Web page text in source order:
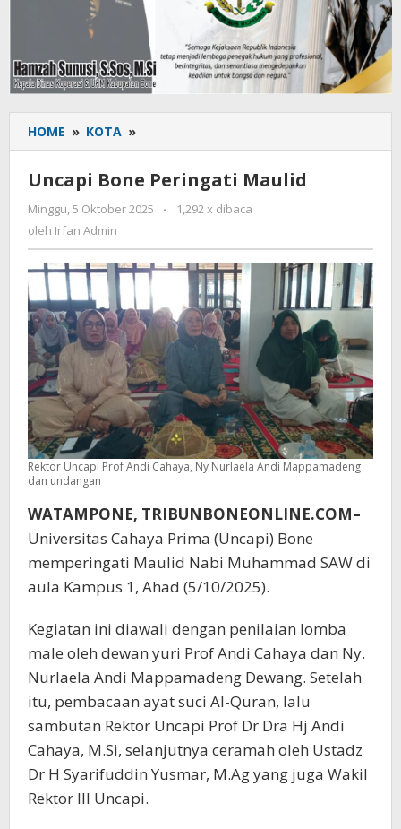
HOME » KOTA »
Bone
Peringati
Maulid
Uncapi Bone Peringati Maulid
Minggu, 5 Oktober 2025
oleh
-
1,292 x dibaca
oleh Irfan Admin
Rektor Uncapi Prof Andi Cahaya, Ny Nurlaela Andi Mappamadeng
dan undangan
WATAMPONE, TRIBUNBONEONLINE.COM–
Universitas Cahaya Prima (Uncapi) Bone
memperingati Maulid Nabi Muhammad SAW di
aula Kampus 1, Ahad (5/10/2025).
Kegiatan ini diawali dengan penilaian lomba
male oleh dewan yuri Prof Andi Cahaya dan Ny.
Nurlaela Andi Mappamadeng Dewang. Setelah
itu, pembacaan ayat suci Al-Quran, lalu
sambutan Rektor Uncapi Prof Dr Dra Hj Andi
Cahaya, M.Si, selanjutnya ceramah oleh Ustadz
Dr H Syarifuddin Yusmar, M.Ag yang juga Wakil
Rektor III Uncapi.